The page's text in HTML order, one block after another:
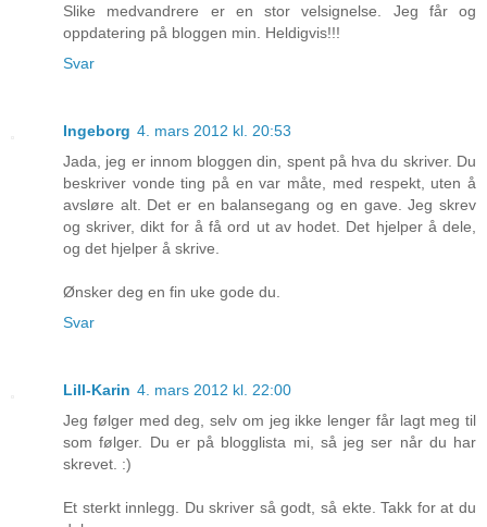
Slike medvandrere er en stor velsignelse. Jeg får og
oppdatering på bloggen min. Heldigvis!!!
Svar
Ingeborg 4. mars 2012 kl. 20:53
Jada, jeg er innom bloggen din, spent på hva du skriver. Du
beskriver vonde ting på en var måte, med respekt, uten å
avsløre alt. Det er en balansegang og en gave. Jeg skrev
og skriver, dikt for å få ord ut av hodet. Det hjelper å dele,
og det hjelper å skrive.
Ønsker deg en fin uke gode du.
Svar
Lill-Karin 4. mars 2012 kl. 22:00
Jeg følger med deg, selv om jeg ikke lenger får lagt meg til
som følger. Du er på blogglista mi, så jeg ser når du har
skrevet. :)
Et sterkt innlegg. Du skriver så godt, så ekte. Takk for at du